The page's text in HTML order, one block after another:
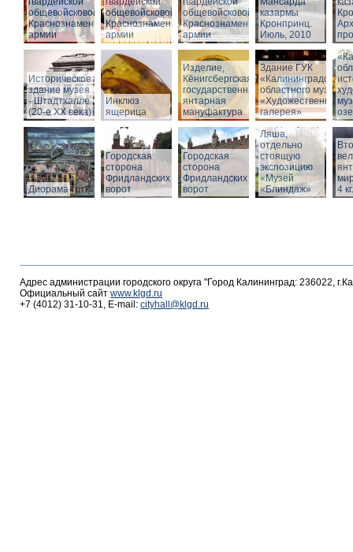
общевойсковой
Краснознаменной
армии
общевойсковой
Краснознаменной
армии
общевойсковой
Краснознаменной
армии
казармы
Кронпринц.
Июль, 2010
Историческое
здание музея
- Штадтхалле
(20-е XX века)
Инклюз
ящерица
Изделие,
Кёнигсбергская
государственная
янтарная
мануфактура
Здание ГУК
«Калининградского
областного музея
«Художественная
галерея»
Диорама
Городская
сторона
Фридландских
ворот
Городская
сторона
Фридландских
ворот
Вход в бункер
Ляша,
отдельно
стоящую
экспозицию
«Музей
«Блиндаж»
4
Адрес администрации городского округа "Город Калининград: 236022,
Официальный сайт www.klgd.ru
+7 (4012) 31-10-31, E-mail: cityhall@klgd.ru